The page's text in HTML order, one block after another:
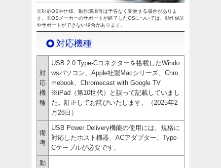
※対応OSや仕様、動作環境等は予告なく変更する場合がありま
す。※OSメーカーのサポートが終了したOSについては、動作保証
やサポートができない場合があります。
対応機種
対
応
機
種
USB 2.0 Type-Cコネクターを搭載したWindo
wsパソコン、Apple社製Macシリーズ、Chro
mebook、Chromecast with Google TV
※iPad（第10世代）と誤って記載していまし
た。訂正してお詫びいたします。（2025年2
月28日）
備
考
USB Power Delivery機能の使用には、規格に
対応したホスト機器、ACアダプター、Type-
Cケーブルが必要です。
動